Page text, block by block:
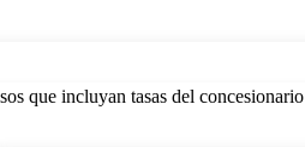
que incluyan tasas del concesionario